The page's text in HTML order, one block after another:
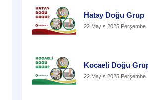
Hatay Doğu Grup
22 Mayıs 2025 Perşembe
Kocaeli Doğu
22 Mayıs 2025 Perşembe